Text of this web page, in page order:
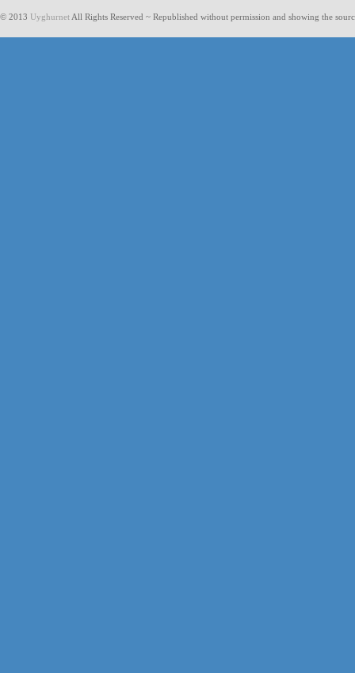
© 2013 Uyghurnet All Rights Reserved ~ Republished without permission and showing the